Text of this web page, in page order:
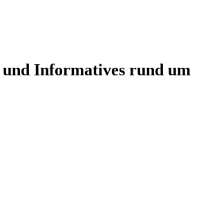
und Informatives rund um